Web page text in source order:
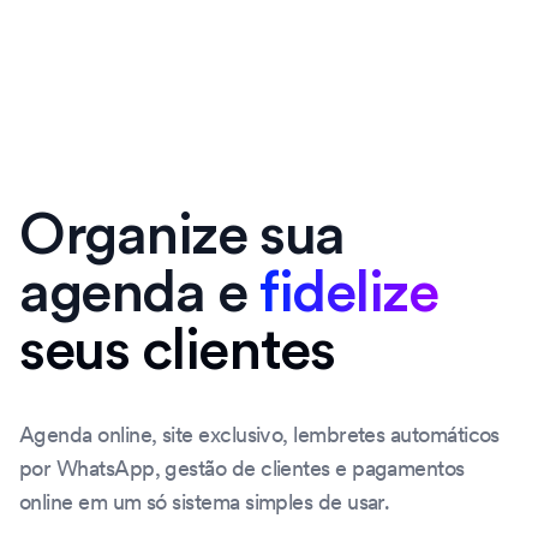
Organize sua
agenda e fidelize
seus clientes
Agenda online, site exclusivo, lembretes automáticos
por WhatsApp, gestão de clientes e pagamentos
online em um só sistema simples de usar.